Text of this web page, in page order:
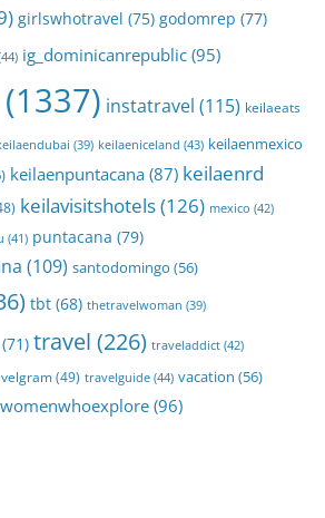
girlswhotravel (75) godomrep (77)
ig_dominicanrepublic (95)
(1337) instatravel (115) keilaeats
(39) keilaeniceland (43) keilaenmexico
keilaenpuntacana (87) keilaenrd
keilavisitshotels(126) mexico (42)
(41) puntacana (79)
(109) santodomingo (56)
tbt (68) thetravelwoman (39)
(71) travel (226) traveladdict (42)
(49) travelguide (44) vacation (56)
womenwhoexplore(96)